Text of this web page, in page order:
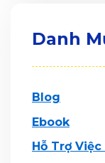
Danh
Blog
Ebook
Hỗ Trợ Việc